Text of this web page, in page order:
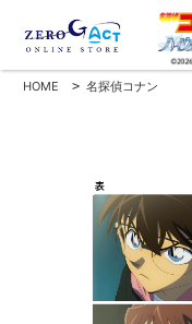
HOME > 名探偵コナン